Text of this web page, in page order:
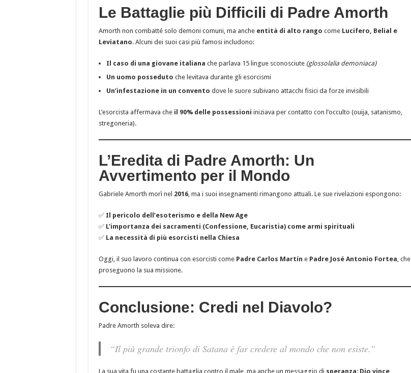
Le Battaglie più Difficili di Padre Amorth
Amorth non combatté solo demoni comuni, ma anche entità di alto rango come Lucifero, Belial e
Leviatano. Alcuni dei suoi casi più famosi includono:
Il caso di una giovane italiana che parlava 15 lingue sconosciute (glossolalia demoniaca)
Un uomo posseduto che levitava durante gli esorcismi
Un’infestazione in un convento dove le suore subivano attacchi fisici da forze invisibili
L’esorcista affermava che il 90% delle possessioni iniziava per contatto con l’occulto (ouija, satanismo,
stregoneria).
L’Eredita di Padre Amorth: Un
Avvertimento per il Mondo
Gabriele Amorth morì nel 2016, ma i suoi insegnamenti rimangono attuali. Le sue rivelazioni espongono:
✅ Il pericolo dell’esoterismo e della New Age
✅ L’importanza dei sacramenti (Confessione, Eucaristia) come armi spirituali
✅ La necessità di più esorcisti nella Chiesa
Oggi, il suo lavoro continua con esorcisti come Padre Carlos Martín e Padre José Antonio Fortea , che
proseguono la sua missione.
Conclusione: Credi nel Diavolo?
Padre Amorth soleva dire:
“Il più grande trionfo di Satana è far credere al mondo che non esiste.”
La sua vita fu una costante battaglia contro il male, ma anche un messaggio di speranza: Dio vince